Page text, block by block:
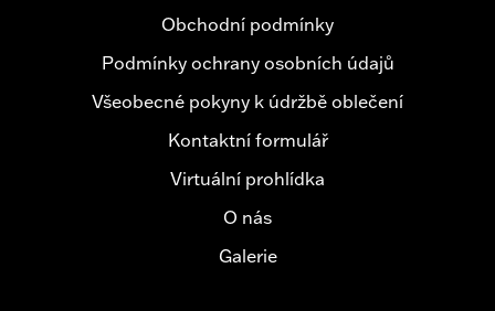
Obchodní podmínky
Podmínky ochrany osobních údajů
Všeobecné pokyny k údržbě oblečení
Kontaktní formulář
Virtuální prohlídka
O nás
Galerie